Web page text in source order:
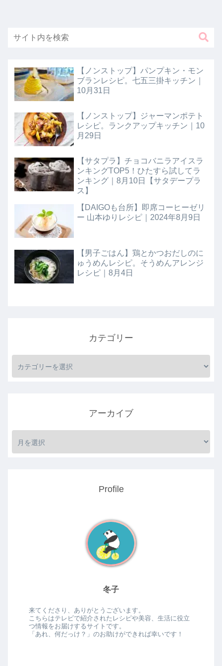
【ノンストップ】パンプキン・モン
ブランレシピ。七五三掛キッチン｜
10月31日
【ノンストップ】ジャーマンポテト
レシピ。ランクアップキッチン｜10
月29日
【サタプラ】チョコバニラアイスラ
ンキングTOP5！ひたすら試してラ
ンキング｜8月10日【サタデープラ
ス】
【DAIGOも台所】即席コーヒーゼリ
ー 山本ゆりレシピ｜2024年8月9日
【男子ごはん】鶏とかつおだしのに
ゅうめんレシピ。そうめんアレンジ
レシピ｜8月4日
カテゴリー
アーカイブ
Profile
冬子
来てくださり、ありがとうございます。
こちらはテレビで紹介されたレシピや美容、生活に役立
つ情報をお届けするサイトです。
「あれ、何だっけ？」のお助けができれば幸いです！